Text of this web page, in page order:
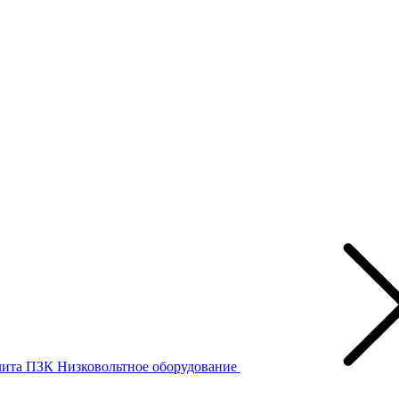
ПЗК Низковольтное оборудование